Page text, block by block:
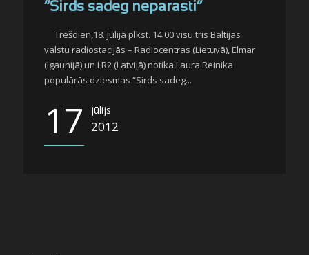
“Sirds sadeg neparasti”
Trešdien,18. jūlijā plkst. 14.00 visu trīs Baltijas
valstu radiostacijās – Radiocentras (Lietuvā), Elmar
(Igaunijā) un LR2 (Latvijā) notika Laura Reinika
populārās dziesmas “Sirds sadeg...
17 jūlijs
2012